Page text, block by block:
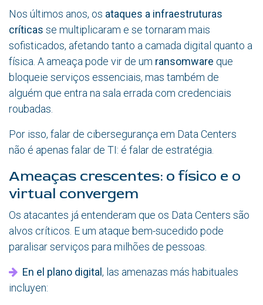
Nos últimos anos, os ataques a infraestruturas
críticas se multiplicaram e se tornaram mais
sofisticados, afetando tanto a camada digital quanto a
física. A ameaça pode vir de um ransomware que
bloqueie serviços essenciais, mas também de
alguém que entra na sala errada com credenciais
roubadas.
Por isso, falar de cibersegurança em Data Centers
não é apenas falar de TI: é falar de estratégia.
Ameaças crescentes: o físico e o
virtual convergem
Os atacantes já entenderam que os Data Centers são
alvos críticos. E um ataque bem-sucedido pode
paralisar serviços para milhões de pessoas.
En el plano digital, las amenazas más habituales
incluyen: